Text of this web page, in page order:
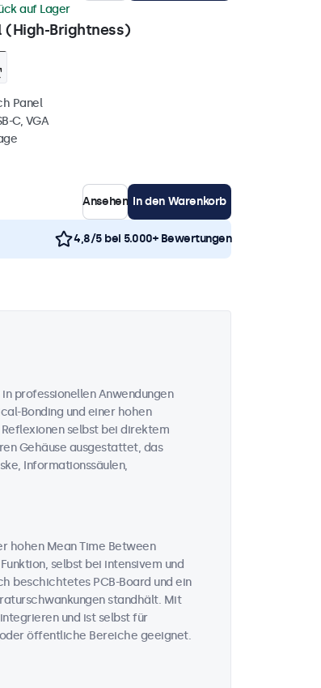
(High-Brightness)
auf Lager
Panel
C, VGA
Ansehen In den Warenkorb
4,8/5 bei 5.000+ Bewertungen
professionellen Anwendungen
Bonding und einer hohen
selbst bei direktem
Gehäuse ausgestattet, das
Informationssäulen,
hohen Mean Time Between
selbst bei intensivem und
beschichtetes PCB-Board und ein
standhält. Mit
und ist selbst für
öffentliche Bereiche geeignet.